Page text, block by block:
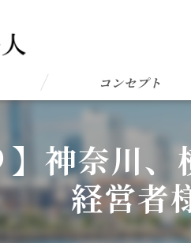
コンセプト
神奈川、
経営者